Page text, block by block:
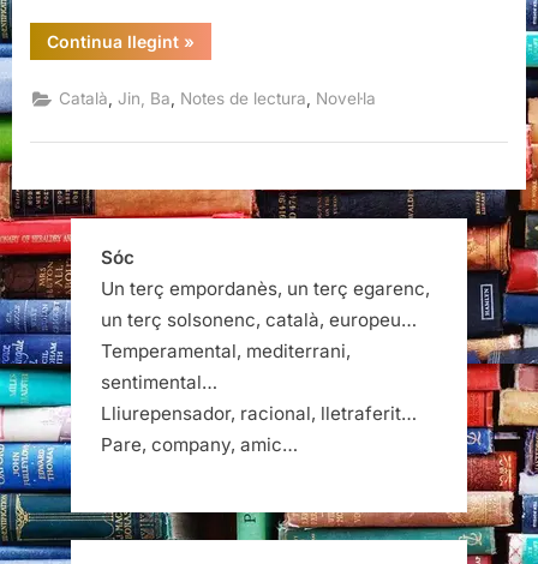
Continua llegint“Família,
Ba
»
Català ,Jin, Ba Notes de lectura Novel·la
Sóc
Un terç empordanès, un terç egarenc,
un terç solsonenc, català, europeu…
Temperamental, mediterrani,
sentimental…
Lliurepensador, racional, lletraferit…
Pare, company, amic…